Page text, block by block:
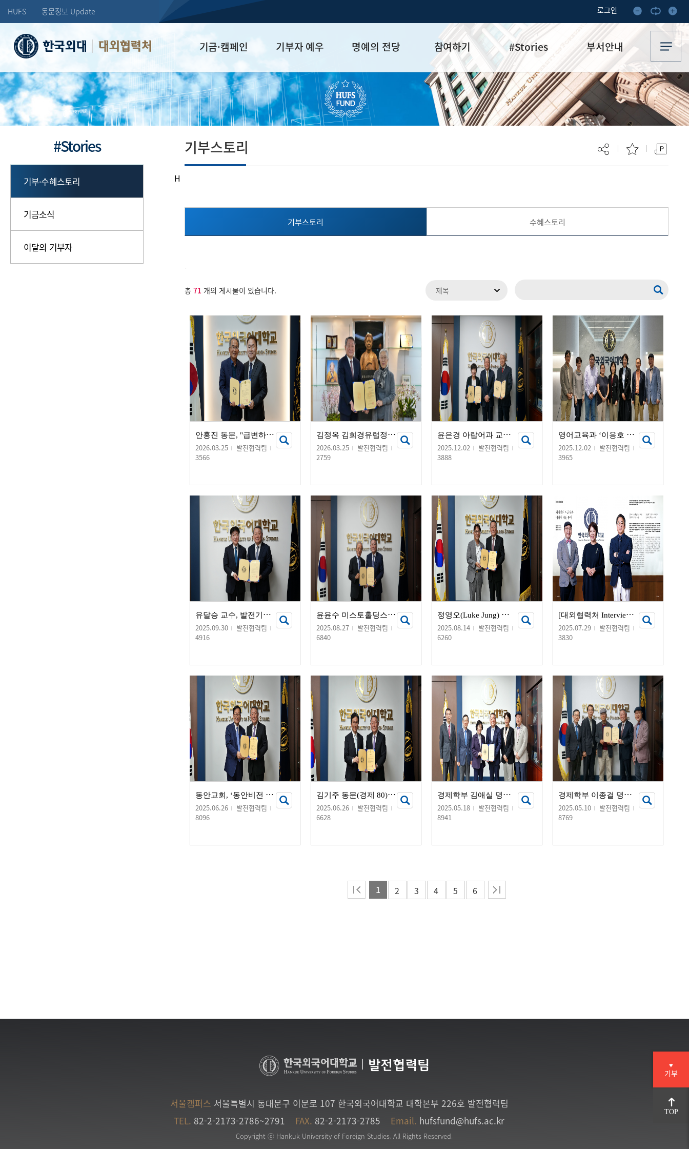
HUFS 동문정보 Update 로그인
대외협력처 기금·캠페인
학교발전기금
장학기금
선배드림 장학금
기부자 예우
예우 프로그램
세제 혜택
명예의 전당
HUFS Honor
Diamond Club
Platinum Club
참여하기
참여방법
기부하기
잠재기부자 추천
#Stories
기부·수혜스토리
기금소식
이달의 기부자
부서안내
업무안내
오시는 길
#Stories
기부·수혜스토리
기금소식
이달의 기부자
H
기부스토리
기부스토리 수혜스토리
총 71 개의 게시물이 있습니다.
안
홍진 동문, "급변하는 시대 모교의 미래 인재 양성에 보탬되길"...
2026.03.25
발전협력팀
3566
김
정옥 김희경유럽정신문화장학재단 이사장, 발전기금 20억 원 기부
2026.03.25
발전협력팀
2759
윤
은경 아랍어과 교수, 누적 기부 1억 원 달성
2025.12.02
발전협력팀
3888
영
어교육과 ‘이응호 장학금’ 기부 서명식 개최
2025.12.02
발전협력팀
3965
유
달승 교수, 발전기금 기부서명식 개최
2025.09.30
발전협력팀
4916
윤
윤수 미스토홀딩스 회장, 발전기금 10억 원 기부
2025.08.27
발전협력팀
6840
정
영오(Luke Jung) 동문(헝가리학 99), 장학금 기부 서명식 개최
2025.08.14
발전협력팀
6260
[
대외협력처 Interview] 외대인의 자긍심과 미래에 대한 투자
2025.07.29
발전협력팀
3830
동
안교회, ‘동안비전 장학금’ 기부 서명식 개최
2025.06.26
발전협력팀
8096
김
기주 동문(경제 80), ‘경제학부 김기주장학금’ 기부 서명식 개최
2025.06.26
발전협력팀
6628
경
제학부 김애실 명예교수, 장학금 기부 서명식 개최
2025.05.18
발전협력팀
8941
경
제학부 이종걸 명예교수, 장학금 기부 서명식 개최
2025.05.10
발전협력팀
8769
1 2 3 4 5 6
| 발전협력팀
서울캠퍼스 서울특별시 동대문구 이문로 107 한국외국어대학교 대학본부 226호 발전협력팀
TEL. 82-2-2173-2786~2791 FAX. 82-2-2173-2785 Email. hufsfund@hufs.ac.kr
Copyright ⓒ Hankuk University of Foreign Studies. All Rights Reserved.
♥
기부
TOP